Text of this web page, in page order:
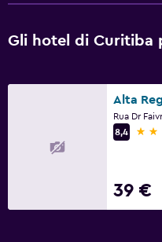
Gli hotel di Curitiba
Alta
Rua Dr
8,4
4
39 €